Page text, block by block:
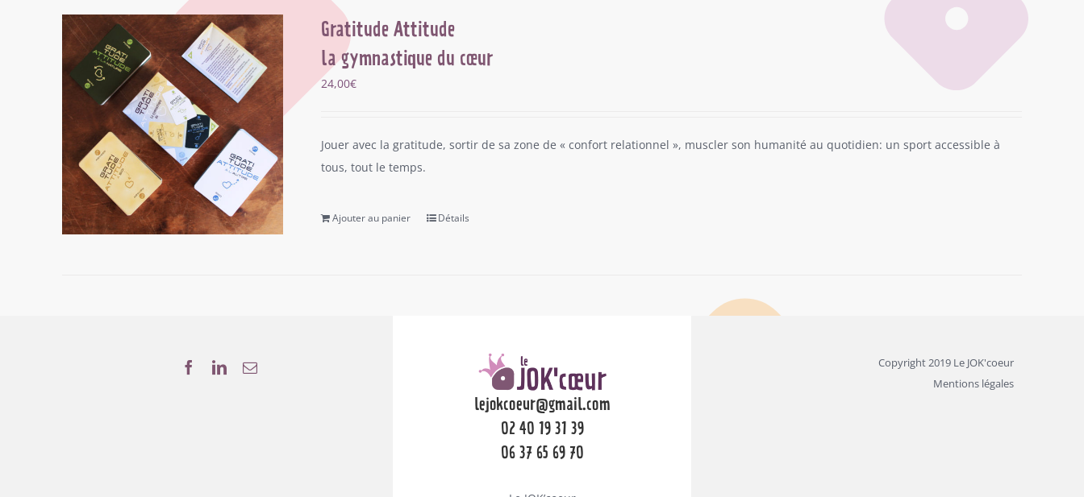
Gratitude Attitude
la gymnastique du cœur
24,00€
Jouer avec la gratitude, sortir de sa zone de « confort relationnel », muscler son humanité au quotidien: un sport accessible à
tous, tout le temps.
Ajouter au panier Détails
lejokcoeur@gmail.com
02 40 19 31 39
06 37 65 69 70
Copyright 2019 Le JOK'coeur
Mentions légales